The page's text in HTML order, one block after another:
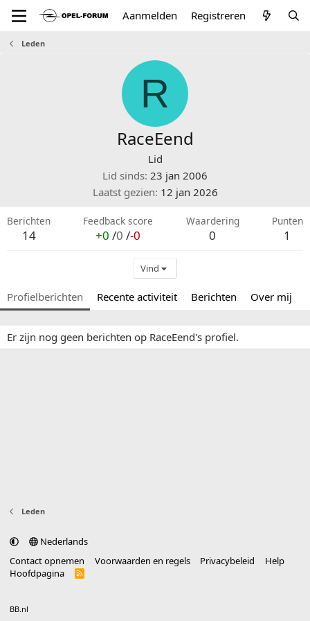
Aanmelden Registreren
Leden
R
RaceEend
Lid
Lid sinds 23 jan 2006
Laatst gezien 12 jan 2026
Berichten
14
Feedback score
+0 /0 /-0
Waardering
0
Punten
1
Vind
Profielberichten Recente activiteit Berichten Over mij
Er zijn nog geen berichten op RaceEend's profiel.
Leden
Nederlands
Contact opnemen
Voorwaarden en regels Privacybeleid
Help
Hoofdpagina
R
BB.nl